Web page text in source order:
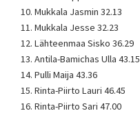
10. Mukkala Jasmin 32.13
11. Mukkala Jesse 32.23
12. Lähteenmaa Sisko 36.29
13. Antila-Bamichas Ulla 43.15
14. Pulli Maija 43.36
15. Rinta-Piirto Lauri 46.45
16. Rinta-Piirto Sari 47.00